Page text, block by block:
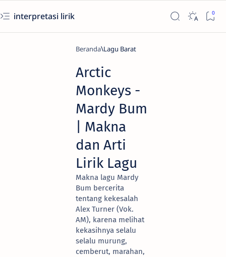
interpretasi lirik
Beranda Lagu Barat
Arctic
Monkeys -
Mardy Bum
| Makna
dan Arti
Lirik Lagu
Makna lagu Mardy
Bum bercerita
tentang kekesalah
Alex Turner (Vok.
AM), karena melihat
kekasihnya selalu
selalu murung,
cemberut, marahan,